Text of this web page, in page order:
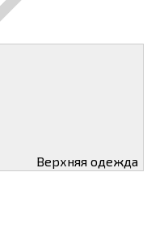
Верхняя одежда